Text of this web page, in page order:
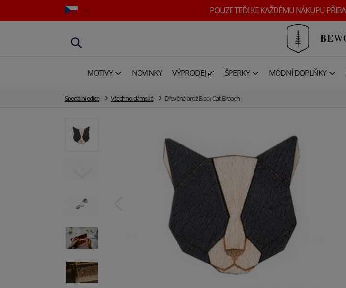
POUZE TEĎ! KE KAŽDÉMU NÁKUPU
BE
MOTIVY NOVINKY VÝPRODEJ 🌿 ŠPERKY MÓDNÍ DOPLŇKY
Speciální edice Všechno dámské Dřevěná brož Black Cat Brooch